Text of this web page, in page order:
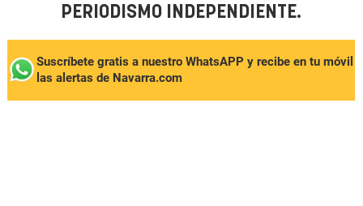
PERIODISMO INDEPENDIENTE.
Suscríbete gratis a nuestro WhatsAPP y recibe en tu móvil
las alertas de Navarra.com